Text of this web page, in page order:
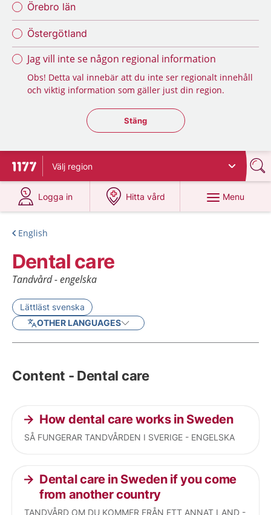
Örebro län
Östergötland
Jag vill inte se någon regional information
Obs! Detta val innebär att du inte ser regionalt innehåll
och viktig information som gäller just din region.
Stäng regionsväljaren
Stäng
To start page for 1177
Välj region
Logga in
at 1177.se
Hitta vård
at 1177.se
Menu
English
Dental care
Tandvård - engelska
Lättläst svenska
OTHER LANGUAGES
Content - Dental care
How dental care works in Sweden
SÅ FUNGERAR TANDVÅRDEN I SVERIGE - ENGELSKA
Dental care in Sweden if you come
from another country
TANDVÅRD OM DU KOMMER FRÅN ETT ANNAT LAND -